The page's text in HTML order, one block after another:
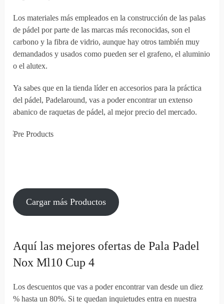
Los materiales más empleados en la construcción de las palas
de pádel por parte de las marcas más reconocidas, son el
carbono y la fibra de vidrio, aunque hay otros también muy
demandados y usados como pueden ser el grafeno, el aluminio
o el alutex.
Ya sabes que en la tienda líder en accesorios para la práctica
del pádel, Padelaround, vas a poder encontrar un extenso
abanico de raquetas de pádel, al mejor precio del mercado.
Cargar más Productos
Aquí las mejores ofertas de Pala Padel
Nox Ml10 Cup 4
Los descuentos que vas a poder encontrar van desde un diez
% hasta un 80%. Si te quedan inquietudes entra en nuestra